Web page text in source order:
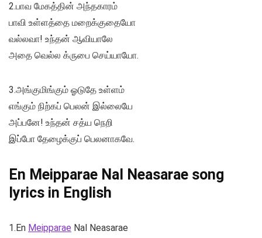
2.பாவ மேகத்தின் அந்தகாரம்
பாவி உள்ளத்தை மறைக்குதையோ
வல்லவா! உந்தன் ஆவியாலே
அதை வெல்ல க்ருபை செய்யாயோ.
3.அங்குமிங்கும் ஓடுதே உள்ளம்
எங்கும் நிற்கப் பெலன் இல்லையே
அப்பனே! உந்தன் சத்ய நெறி
இப்போ தேழைக்குப் பெலனாகவே.
En Meipparae Nal Neasarae song
lyrics in English
1.En Meipparae Nal Neasarae